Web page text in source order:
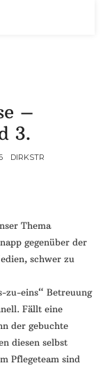
–
3.
DIRKSTR
Thema
gegenüber der
schwer zu
zu-eins“ Betreuung
Fällt eine
der gebuchte
diesen selbst
Pflegeteam sind